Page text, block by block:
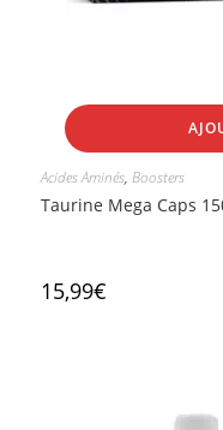
Acides Aminés, Boosters
Taurine Mega Caps
15,99€